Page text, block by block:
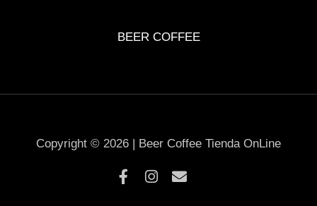
BEER COFFEE
Copyright © 2026 | Beer Coffee Tienda OnLine